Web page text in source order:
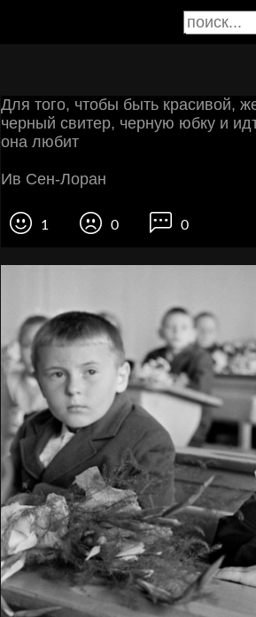
Для того, чтобы быть красивой,
черный свитер, черную юбку и
она любит
Ив Сен-Лоран
1 0 0